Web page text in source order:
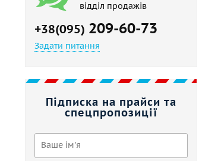
відділ продажів
+38(095) 209-60-73
Задати питання
Підписка на прайси та
спецпропозиції